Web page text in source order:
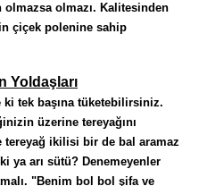
olmazsa olmazı. Kalitesinden
çiçek polenine sahip
Yoldaşları
ki tek başına tüketebilirsiniz.
üzerine tereyağını
ikilisi bir de bal aramaz
ya arı sütü? Denemeyenler
"Benim bol bol şifa ve